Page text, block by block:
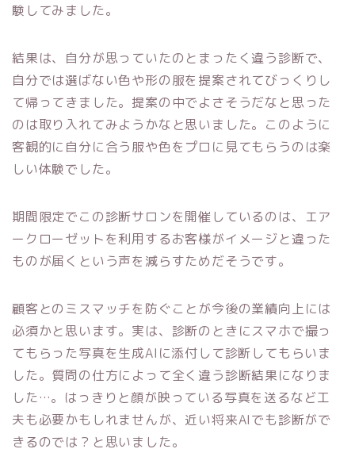
験してみました。
結果は、自分が思っていたのとまったく違う診断で、
自分では選ばない色や形の服を提案されてびっくりし
て帰ってきました。提案の中でよさそうだなと思った
のは取り入れてみようかなと思いました。このように
客観的に自分に合う服や色をプロに見てもらうのは楽
しい体験でした。
期間限定でこの診断サロンを開催しているのは、エア
ークローゼットを利用するお客様がイメージと違った
ものが届くという声を減らすためだそうです。
顧客とのミスマッチを防ぐことが今後の業績向上には
必須かと思います。実は、診断のときにスマホで撮っ
てもらった写真を生成AIに添付して診断してもらいま
した。質問の仕方によって全く違う診断結果になりま
した…。はっきりと顔が映っている写真を送るなど工
夫も必要かもしれませんが、近い将来AIでも診断がで
きるのでは？と思いました。